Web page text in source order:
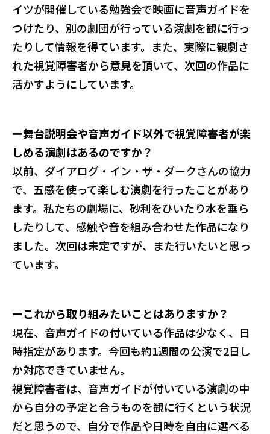
イツが開催している勉強会で映画に音声ガイドを
つけたり、別の劇団が行っている演劇を観に行っ
たりして情報を得ています。また、実際に観劇さ
れた視覚障害者から意見を頂いて、次回の作品に
活かすようにしています。
ー舞台説明会や音声ガイド以外で視覚障害者が楽
しめる演劇はあるのですか？
以前、ダイアログ・イン・ザ・ダークさんの協力
で、五感を使って楽しむ演劇を行ったことがあり
ます。私たちの劇場に、砂利をひいたり水を垂ら
したりして、感触や音を組み合わせた作品になり
ました。次回は未定ですが、また行いたいと思っ
ています。
ーこれから取り組みたいことはありますか？
現在、音声ガイドの付いている作品は少なく、日
時指定があります。今回も約1週間の公演で2日し
か対応できていません。
視覚障害者は、音声ガイドが付いている演劇の中
から自分の予定と合うものを観に行くという状況
だと思うので、自分で作品や日時を自由に選べる